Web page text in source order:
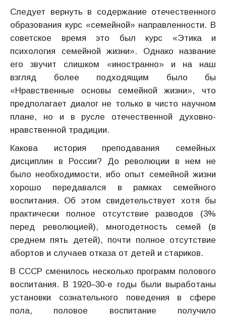
Следует вернуть в содержание отечественного
образования курс «семейной» направленности. В
советское время это был курс «Этика и
психология семейной жизни». Однако название
его звучит слишком «иностранно» и на наш
взгляд более подходящим было бы
«Нравственные основы семейной жизни», что
предполагает диалог не только в чисто научном
плане, но и в русле отечественной духовно-
нравственной традиции.
Какова история преподавания семейных
дисциплин в России? До революции в нем не
было необходимости, ибо опыт семейной жизни
хорошо передавался в рамках семейного
воспитания. Об этом свидетельствует хотя бы
практически полное отсутствие разводов (3%
перед революцией), многодетность семей (в
среднем пять детей), почти полное отсутствие
абортов и случаев отказа от детей и стариков.
В СССР сменилось несколько программ полового
воспитания. В 1920–30-е годы были выработаны
установки сознательного поведения в сфере
пола, половое воспитание получило